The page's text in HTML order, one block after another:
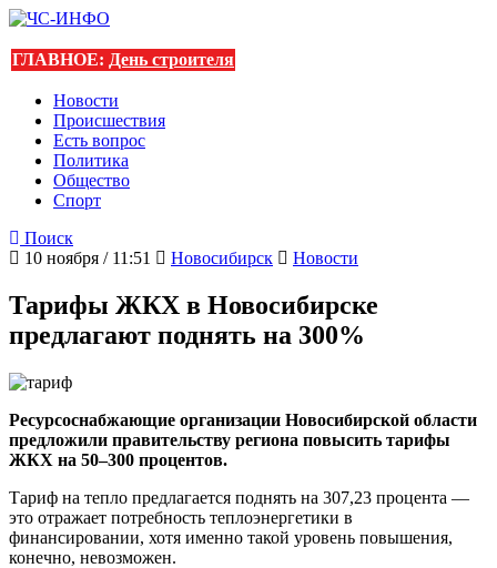
ГЛАВНОЕ: День строителя
Новости
Происшествия
Есть вопрос
Политика
Общество
Спорт
Поиск
10 ноября / 11:51
Новосибирск Новости
Тарифы ЖКХ в Новосибирске
предлагают поднять на 300%
Ресурсоснабжающие организации Новосибирской области
предложили правительству региона повысить тарифы
ЖКХ на 50–300 процентов.
Тариф на тепло предлагается поднять на 307,23 процента —
это отражает потребность теплоэнергетики в
финансировании, хотя именно такой уровень повышения,
конечно, невозможен.